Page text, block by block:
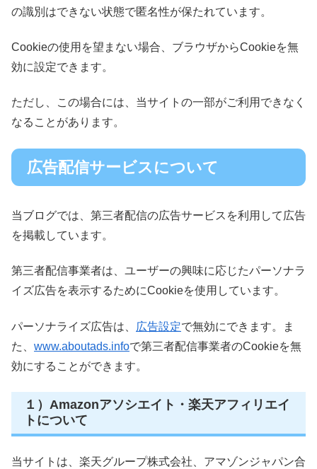
の識別はできない状態で匿名性が保たれています。
Cookieの使用を望まない場合、ブラウザからCookieを無
効に設定できます。
ただし、この場合には、当サイトの一部がご利用できなく
なることがあります。
広告配信サービスについて
当ブログでは、第三者配信の広告サービスを利用して広告
を掲載しています。
第三者配信事業者は、ユーザーの興味に応じたパーソナラ
イズ広告を表示するためにCookieを使用しています。
パーソナライズ広告は、 広告設定で無効にできます。ま
た、 www.aboutads.infoで第三者配信事業者のCookieを無
効にすることができます。
１）Amazonアソシエイト・楽天アフィリエイ
トについて
当サイトは、楽天グループ株式会社、アマゾンジャパン合